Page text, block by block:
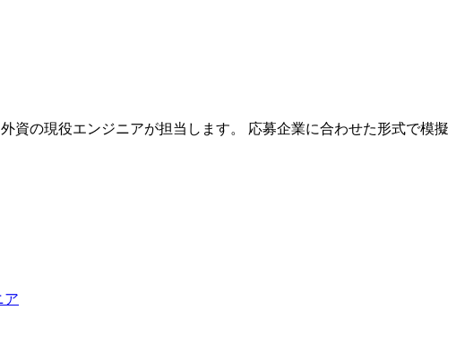
資の現役エンジニアが担当します。 応募企業に合わせた形式で模擬
ア